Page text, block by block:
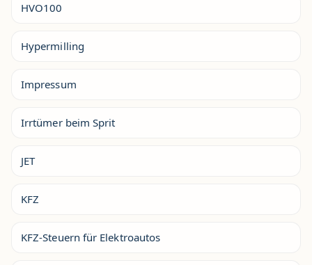
HVO100
Hypermilling
Impressum
Irrtümer beim Sprit
JET
KFZ
KFZ-Steuern für Elektroautos